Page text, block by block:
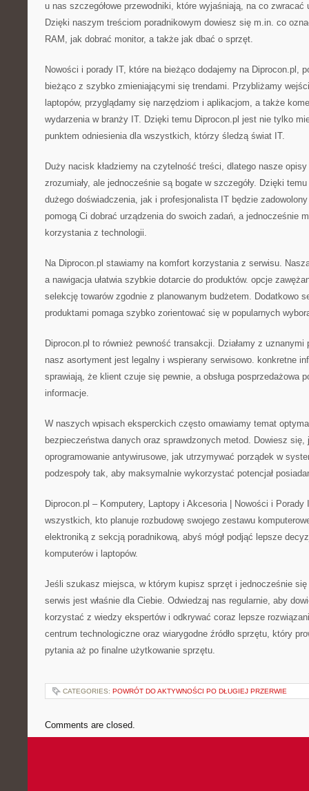
u nas szczegółowe przewodniki, które wyjaśniają, na co zwracać
Dzięki naszym treściom poradnikowym dowiesz się m.in. co
RAM, jak dobrać monitor, a także jak dbać o sprzęt.
Nowości i porady IT, które na bieżąco dodajemy na Diprocon.pl,
bieżąco z szybko zmieniającymi się trendami. Przybliżamy
laptopów, przyglądamy się narzędziom i aplikacjom, a także
wydarzenia w branży IT. Dzięki temu Diprocon.pl jest nie tylko
punktem odniesienia dla wszystkich, którzy śledzą świat IT.
Duży nacisk kładziemy na czytelność treści, dlatego nasze opisy
zrozumiały, ale jednocześnie są bogate w szczegóły. Dzięki
dużego doświadczenia, jak i profesjonalista IT będzie
pomogą Ci dobrać urządzenia do swoich zadań, a jednocześnie
korzystania z technologii.
Na Diprocon.pl stawiamy na komfort korzystania z serwisu.
a nawigacja ułatwia szybkie dotarcie do produktów. opcje
selekcję towarów zgodnie z planowanym budżetem. Dodatkowo
produktami pomaga szybko zorientować się w popularnych
Diprocon.pl to również pewność transakcji. Działamy z
nasz asortyment jest legalny i wspierany serwisowo. konkretne
sprawiają, że klient czuje się pewnie, a obsługa posprzedażowa
informacje.
W naszych wpisach eksperckich często omawiamy temat
bezpieczeństwa danych oraz sprawdzonych metod. Dowiesz się,
oprogramowanie antywirusowe, jak utrzymywać porządek w
podzespoły tak, aby maksymalnie wykorzystać potencjał
Diprocon.pl – Komputery, Laptopy i Akcesoria | Nowości i Porady
wszystkich, kto planuje rozbudowę swojego zestawu
elektroniką z sekcją poradnikową, abyś mógł podjąć lepsze
komputerów i laptopów.
Jeśli szukasz miejsca, w którym kupisz sprzęt i jednocześnie
serwis jest właśnie dla Ciebie. Odwiedzaj nas regularnie, aby
korzystać z wiedzy ekspertów i odkrywać coraz lepsze
centrum technologiczne oraz wiarygodne źródło sprzętu, który
pytania aż po finalne użytkowanie sprzętu.
CATEGORIES: POWRÓT DO AKTYWNOŚCI PO DŁUGIEJ PRZERWIE
Comments are closed.